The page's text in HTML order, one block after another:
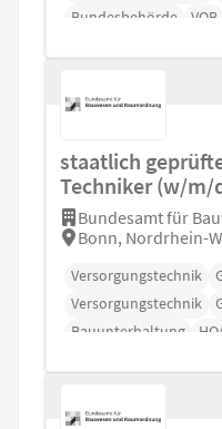
Bundesbehörde
VOB
staatlich
Techniker (w/m/
Bundesamt für
Bonn, Nordrhein-
Versorgungstechnik
Versorgungstechnik
Bauunterhaltung